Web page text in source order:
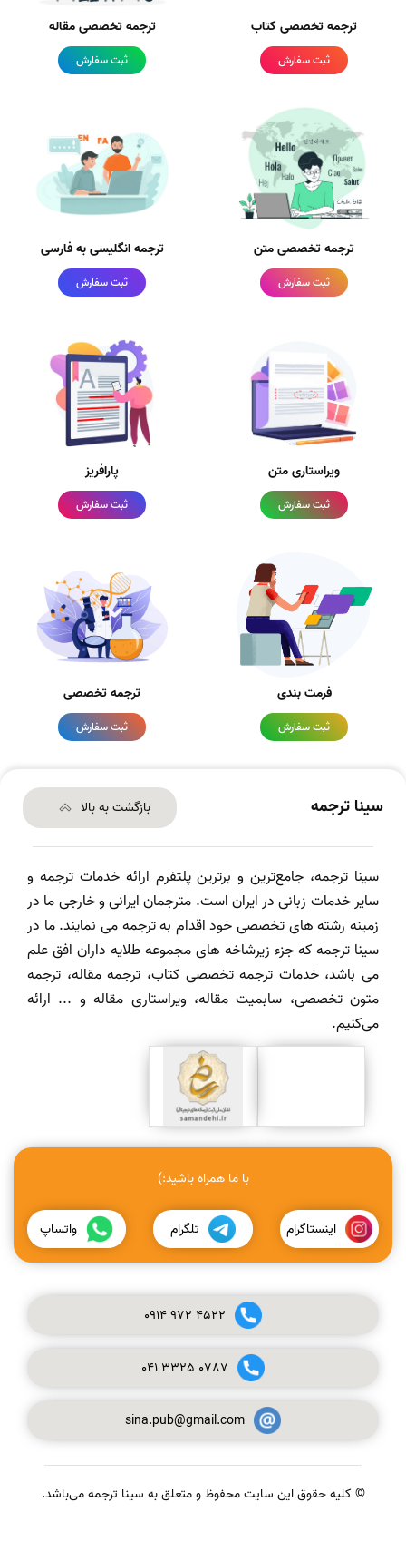
ترجمه تخصصی کتاب
ثبت سفارش
ترجمه تخصصی مقاله
ثبت سفارش
ترجمه تخصصی متن
ثبت سفارش
ترجمه انگلیسی به فارسی
ثبت سفارش
ویراستاری متن
ثبت سفارش
پارافریز
ثبت سفارش
فرمت بندی
ثبت سفارش
ترجمه تخصصی
ثبت سفارش
سینا ترجمه بازگشت به بالا
سینا ترجمه، جامع‌ترین و برترین پلتفرم ارائه خدمات ترجمه و
سایر خدمات زبانی در ایران است. مترجمان ایرانی و خارجی ما در
زمینه رشته های تخصصی خود اقدام به ترجمه می نمایند. ما در
سینا ترجمه که جزء زیرشاخه های مجموعه طلایه داران افق علم
می باشد، خدمات ترجمه تخصصی کتاب، ترجمه مقاله، ترجمه
متون تخصصی، سابمیت مقاله، ویراستاری مقاله و ... ارائه
می‌کنیم.
با ما همراه باشید:)
اینستاگرام تلگرام واتساپ
0914972 4522
041 3325 0787
sina.pub@gmail.com
© کلیه حقوق این سایت محفوظ و متعلق به سینا ترجمه می‌باشد.